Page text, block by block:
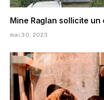
Mine Raglan sollicite
mai 30, 2023